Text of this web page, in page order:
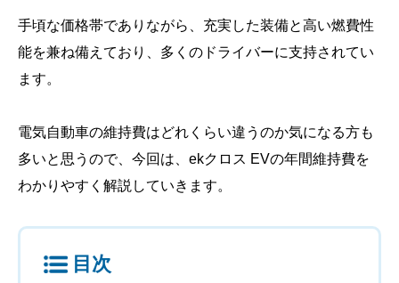
手頃な価格帯でありながら、充実した装備と高い燃費性
能を兼ね備えており、多くのドライバーに支持されてい
ます。
電気自動車の維持費はどれくらい違うのか気になる方も
多いと思うので、今回は、ekクロス EVの年間維持費を
わかりやすく解説していきます。
目次